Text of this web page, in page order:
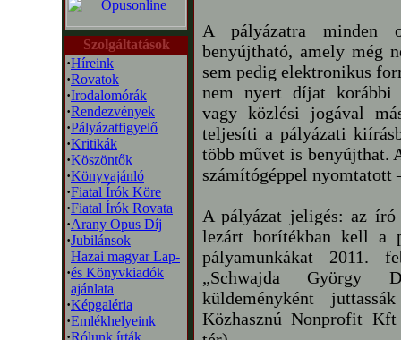
Szolgáltatások
·Híreink
·Rovatok
·Irodalomórák
·Rendezvények
·Pályázatfigyelő
·Kritikák
·Köszöntők
·Könyvajánló
·Fiatal Írók Köre
·Fiatal Írók Rovata
·Arany Opus Díj
·Jubilánsok
·
Hazai magyar Lap-
és Könyvkiadók
ajánlata
·Képgaléria
·Emlékhelyeink
·Rólunk írták
A pályázatra minden
benyújtható, amely még
sem pedig elektronikus
nem nyert díjat korábbi
vagy közlési jogával
teljesíti a pályázati
több művet is benyújthat.
számítógéppel nyomtatott
A pályázat jeligés: az
lezárt borítékban kell a
pályamunkákat 2011.
„Schwajda György
küldeményként
Közhasznú Nonprofit